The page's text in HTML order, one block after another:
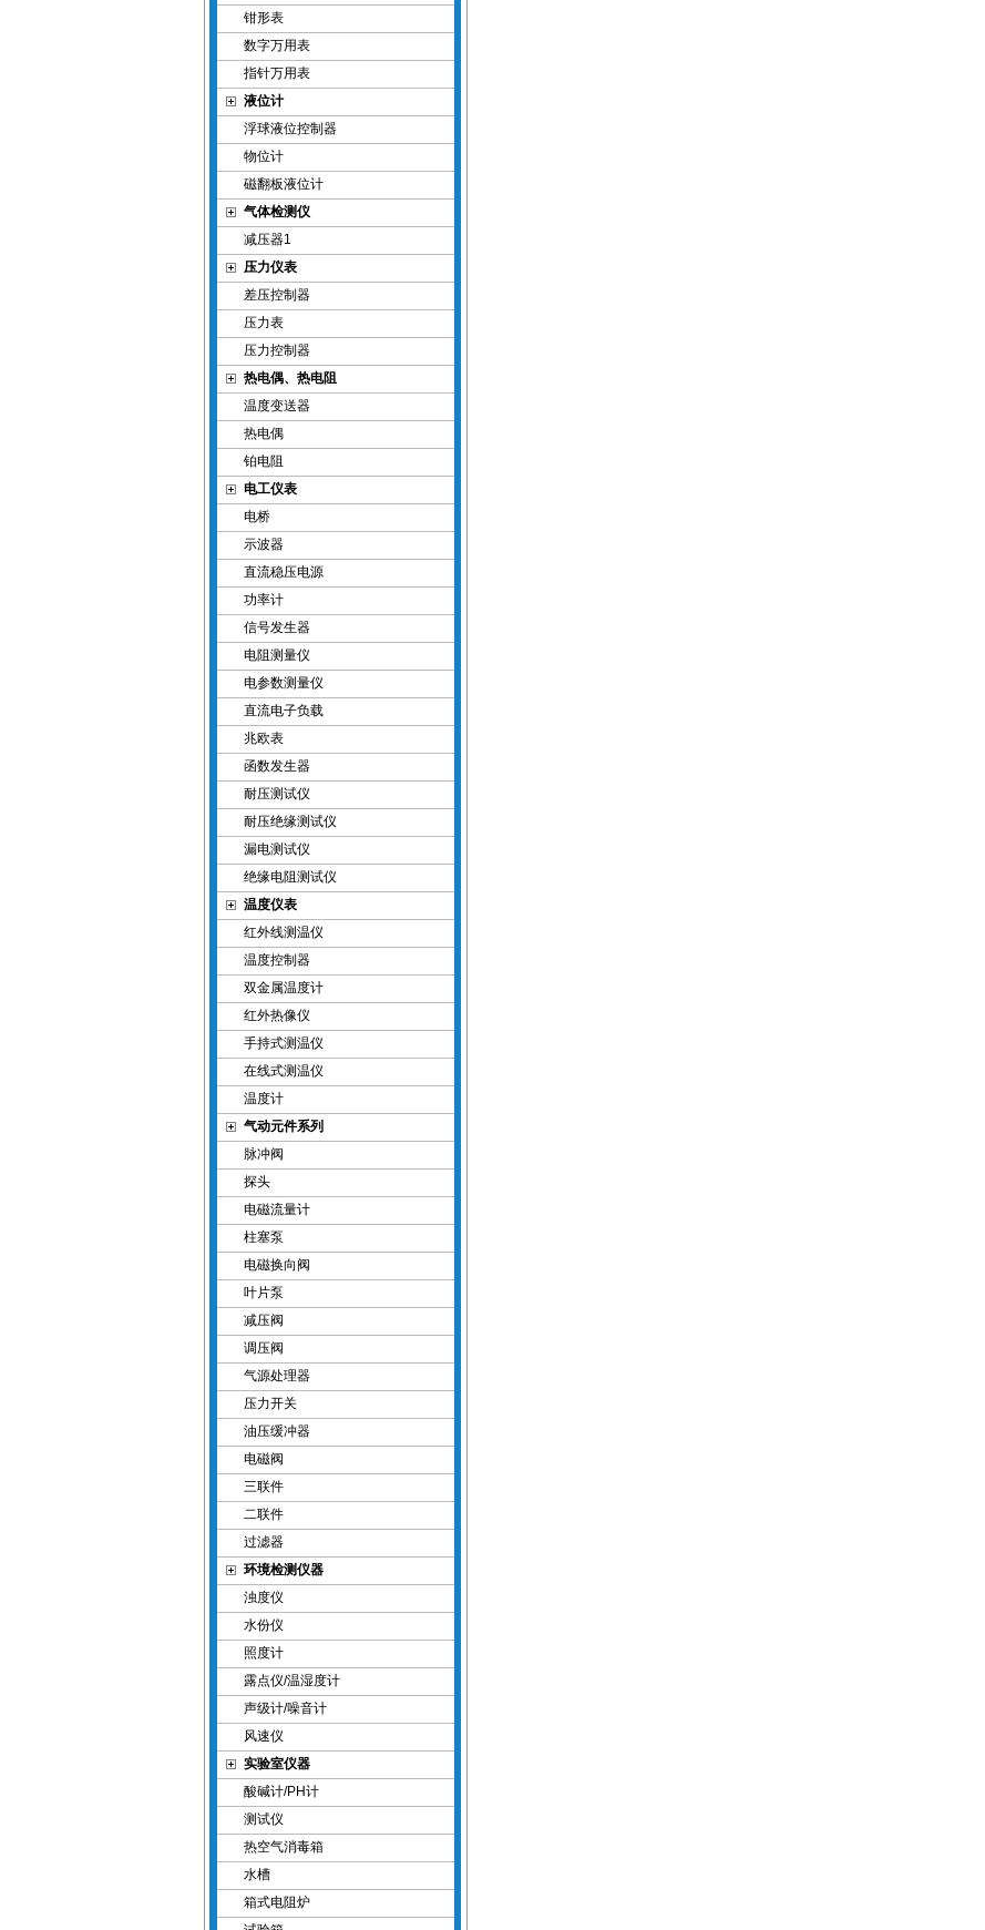
钳形表
数字万用表
指针万用表
液位计
浮球液位控制器
物位计
磁翻板液位计
气体检测仪
减压器1
压力仪表
差压控制器
压力表
压力控制器
热电偶、热电阻
温度变送器
热电偶
铂电阻
电工仪表
电桥
示波器
直流稳压电源
功率计
信号发生器
电阻测量仪
电参数测量仪
直流电子负载
兆欧表
函数发生器
耐压测试仪
耐压绝缘测试仪
漏电测试仪
绝缘电阻测试仪
温度仪表
红外线测温仪
温度控制器
双金属温度计
红外热像仪
手持式测温仪
在线式测温仪
温度计
气动元件系列
脉冲阀
探头
电磁流量计
柱塞泵
电磁换向阀
叶片泵
减压阀
调压阀
气源处理器
压力开关
油压缓冲器
电磁阀
三联件
二联件
过滤器
环境检测仪器
浊度仪
水份仪
照度计
露点仪/温湿度计
声级计/噪音计
风速仪
实验室仪器
酸碱计/PH计
测试仪
热空气消毒箱
水槽
箱式电阻炉